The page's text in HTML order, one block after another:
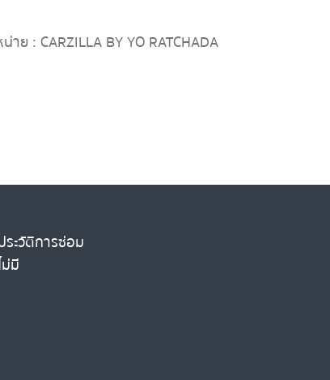
าย : CARZILLA BY YO RATCHADA
ระวัติการซ่อม
ม่มี